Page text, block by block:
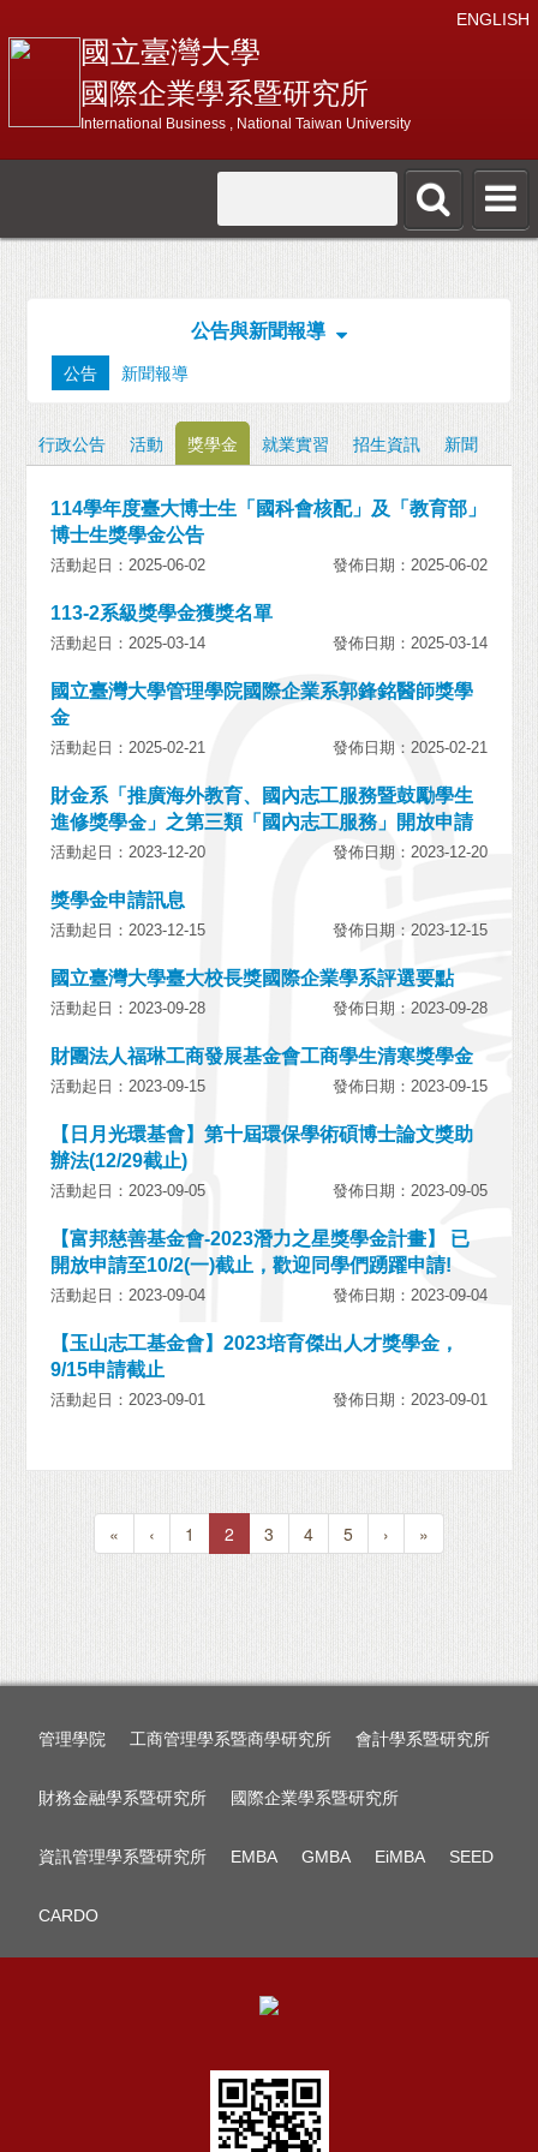
ENGLISH
國立臺灣大學
國際企業學系暨研究所
International Business , National Taiwan University
公告與新聞報導
公告 新聞報導
行政公告 活動 獎學金 就業實習 招生資訊 新聞
114學年度臺大博士生「國科會核配」及「教育部」
博士生獎學金公告
活動起日：2025-06-02 發佈日期：2025-06-02
113-2系級獎學金獲獎名單
活動起日：2025-03-14 發佈日期：2025-03-14
國立臺灣大學管理學院國際企業系郭鋒銘醫師獎學
金
活動起日：2025-02-21 發佈日期：2025-02-21
財金系「推廣海外教育、國內志工服務暨鼓勵學生
進修獎學金」之第三類「國內志工服務」開放申請
活動起日：2023-12-20 發佈日期：2023-12-20
獎學金申請訊息
活動起日：2023-12-15 發佈日期：2023-12-15
國立臺灣大學臺大校長獎國際企業學系評選要點
活動起日：2023-09-28 發佈日期：2023-09-28
財團法人福琳工商發展基金會工商學生清寒獎學金
活動起日：2023-09-15 發佈日期：2023-09-15
【日月光環基會】第十屆環保學術碩博士論文獎助
辦法(12/29截止)
活動起日：2023-09-05 發佈日期：2023-09-05
【富邦慈善基金會-2023潛力之星獎學金計畫】 已
開放申請至10/2(一)截止，歡迎同學們踴躍申請!
活動起日：2023-09-04 發佈日期：2023-09-04
【玉山志工基金會】2023培育傑出人才獎學金，
9/15申請截止
活動起日：2023-09-01 發佈日期：2023-09-01
« ‹ 1 2 3 4 5 › »
管理學院 工商管理學系暨商學研究所 會計學系暨研究所
財務金融學系暨研究所 國際企業學系暨研究所
資訊管理學系暨研究所 EMBA GMBA EiMBA SEED
CARDO